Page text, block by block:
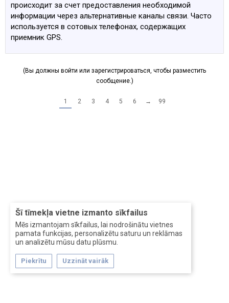
Šī tīmekļa vietne izmanto sīkfailus
Mēs izmantojam sīkfailus, lai nodrošinātu vietnes
pamata funkcijas, personalizētu saturu un reklāmas
un analizētu mūsu datu plūsmu.
Piekrītu Uzzināt vairāk
происходит за счет предоставления необходимой
информации через альтернативные каналы связи. Часто
используется в сотовых телефонах, содержащих
приемник GPS.
(Вы должны войти или зарегистрироваться, чтобы разместить
сообщение.)
1 2 3 4 5 6 → 99